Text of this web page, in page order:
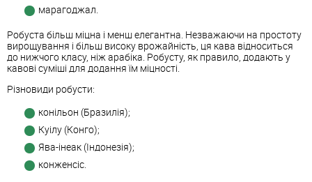
марагоджал.
Робуста більш міцна і менш елегантна. Незважаючи на простоту
вирощування і більш високу врожайність, ця кава відноситься
до нижчого класу, ніж арабіка. Робусту, як правило, додають у
кавові суміші для додання їм міцності.
Різновиди робусти:
конільон (Бразилія);
Куілу (Конго);
Ява-інеак (Індонезія);
конженсіс.